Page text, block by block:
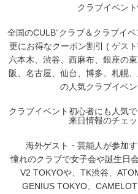
クラブイベン
全国のCULB“クラブ＆クラブイ
更にお得なクーポン割引 ( ゲス
六本木、渋谷、西麻布、銀座の
阪、名古屋、仙台、博多、札幌
の人気クラブイベ
クラブイベント初心者にも人気
来日情報のチェ
海外ゲスト・芸能人が参加
憧れのクラブで女子会や誕生日
V2 TOKYOや、TK渋谷、
GENIUS TOKYO、